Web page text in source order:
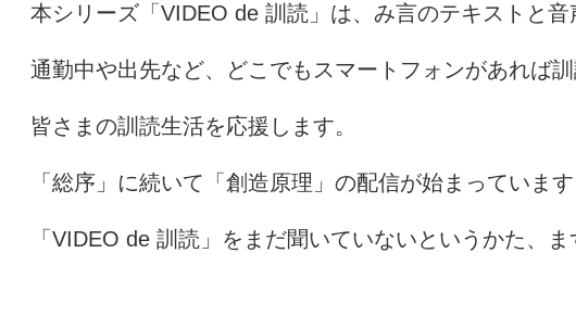
本シリーズ「 VIDEO de 訓読」は、み言のテキストと音
通勤中や出先など、どこでもスマートフォンがあれば訓
皆さまの訓読生活を応援します。
「総序」に続いて「創造原理」の配信が始まっています
「 VIDEO de 訓読」をまだ聞いていないというかた、ま